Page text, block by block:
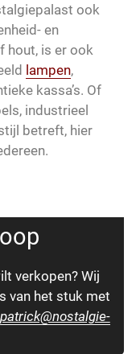
ook
en
hout, is er ook
lampen,
kassa’s. Of
industrieel
betreft, hier
verkopen? Wij
van het stuk met
patrick@nostalgie-